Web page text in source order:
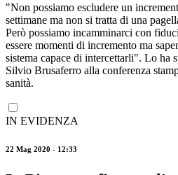
"Non possiamo escludere un
settimane ma non si tratta di una
Però possiamo incamminarci con
essere momenti di incremento ma
sistema capace di intercettarli". Lo ha
Silvio Brusaferro alla conferenza
sanità.
IN EVIDENZA
22 Mag 2020 - 12:33